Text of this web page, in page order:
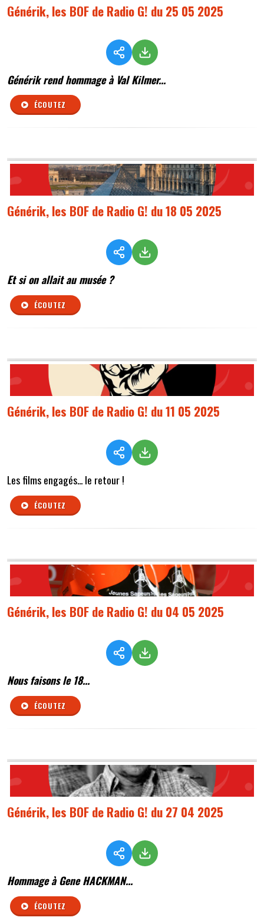
Générik, les BOF de Radio G! du 25 05 2025
Générik rend hommage à Val Kilmer...
ÉCOUTEZ
Générik, les BOF de Radio G! du 18 05 2025
Et si on allait au musée ?
ÉCOUTEZ
Générik, les BOF de Radio G! du 11 05 2025
Les films engagés... le retour !
ÉCOUTEZ
Générik, les BOF de Radio G! du 04 05 2025
Nous faisons le 18...
ÉCOUTEZ
Générik, les BOF de Radio G! du 27 04 2025
Hommage à Gene HACKMAN...
ÉCOUTEZ